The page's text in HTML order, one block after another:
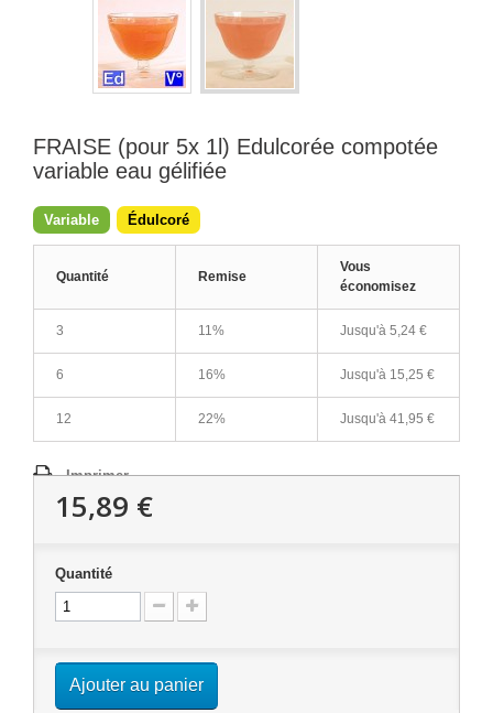
FRAISE (pour 5x 1l) Edulcorée compotée
variable eau gélifiée
Variable Édulcoré
Quantité Remise
Vous
économisez
3 11% Jusqu'à 5,24 €
6 16% Jusqu'à 15,25 €
12 22% Jusqu'à 41,95 €
Imprimer
15,89 €
Quantité
Ajouter au panier